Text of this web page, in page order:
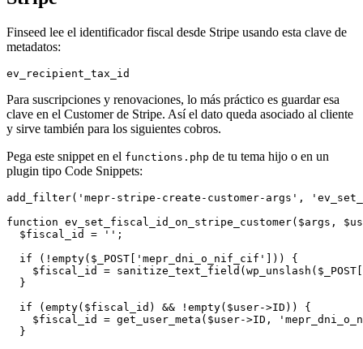
Finseed lee el identificador fiscal desde Stripe usando esta clave de
metadatos:
Para suscripciones y renovaciones, lo más práctico es guardar esa
clave en el Customer de Stripe. Así el dato queda asociado al cliente
y sirve también para los siguientes cobros.
Pega este snippet en el functions.php de tu tema hijo o en un
plugin tipo Code Snippets:
add_filter('mepr-stripe-create-customer-args',
function ev_set_fiscal_id_on_stripe_customer($args,
  $fiscal_id = '';
  if (!empty($_POST['mepr_dni_o_nif_cif'])) {
$fiscal_id =
  }
  if (empty($fiscal_id) && !empty($user->ID)) {
$fiscal_id = get_user_meta($user->ID,
  }